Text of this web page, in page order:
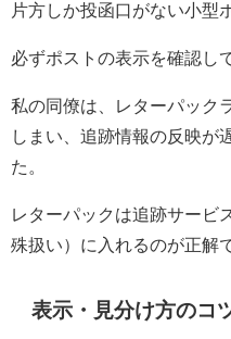
片方しか投函口がない小型
必ずポストの表示を確認し
私の同僚は、レターパック
しまい、追跡情報の反映が
た。
レターパックは追跡サービ
殊扱い）に入れるのが正解
表示・見分け方のコ